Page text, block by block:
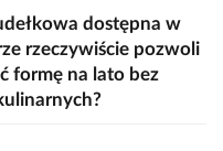
dostępna w
rzeczywiście pozwoli
formę na lato bez